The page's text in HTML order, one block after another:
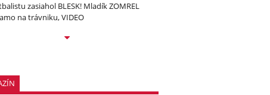
zasiahol BLESK! Mladík ZOMREL
na trávniku, VIDEO